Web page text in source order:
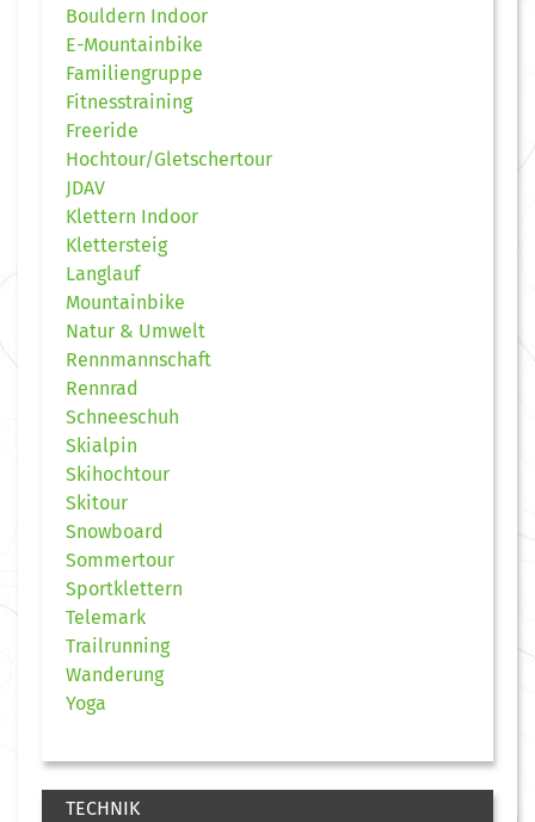
Bouldern Indoor
E-Mountainbike
Familiengruppe
Fitnesstraining
Freeride
Hochtour/Gletschertour
JDAV
Klettern Indoor
Klettersteig
Langlauf
Mountainbike
Natur & Umwelt
Rennmannschaft
Rennrad
Schneeschuh
Skialpin
Skihochtour
Skitour
Snowboard
Sommertour
Sportklettern
Telemark
Trailrunning
Wanderung
Yoga
TECHNIK